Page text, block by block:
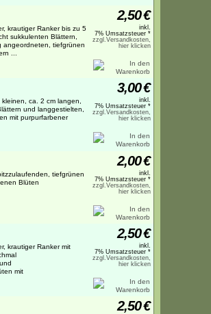
krautiger Ranker bis zu 5
sukkulenten Blättern,
angeordneten, tiefgrünen
...
2,50€
inkl.
7% Umsatzsteuer *
zzgl.Versandkosten,
hier klicken
ca. 2 cm langen,
und langgestielten,
mit purpurfarbener
3,00€
inkl.
7% Umsatzsteuer *
zzgl.Versandkosten,
hier klicken
tiefgrünen
Blüten
2,00€
inkl.
7% Umsatzsteuer *
zzgl.Versandkosten,
hier klicken
krautiger Ranker mit
mit
2,50€
inkl.
7% Umsatzsteuer *
zzgl.Versandkosten,
hier klicken
2,50€